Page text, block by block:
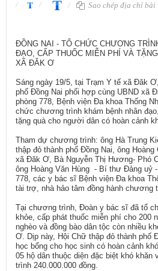
Sao chép địa chỉ bài
ĐỒNG NAI - TỔ CHỨC CHƯƠNG
ĐẠO, CẤP THUỐC MIỄN PHÍ VÀ
XÃ ĐĂK Ơ
Sáng ngày 19/5, tại Trạm Y tế xã Đăk
phố Đồng Nai phối hợp cùng UBND xã
phòng 778, Bệnh viện Đa khoa Thống
chức chương trình khám bệnh nhân
tặng quà cho người dân có hoàn cảnh
Tham dự chương trình: ông Hà Trung
thập đỏ thành phố Đồng Nai, ông
xã Đăk Ơ, Bà Nguyễn Thị Hương- Phó
ông Hoàng Văn Hùng - Bí thư Đảng uỷ
778, các y bác sĩ Bệnh viện Đa khoa
tài trợ, nhà hảo tâm đồng hành chương
Tại chương trình, Đoàn y bác sĩ đã tổ
khỏe, cấp phát thuốc miễn phí cho 200
nghèo và đồng bào dân tộc còn nhiều
Ơ. Dịp này, Hội Chữ thập đỏ thành phố
học bổng cho học sinh có hoàn cảnh
05 hộ dân thuộc diện đặc biệt khó khăn
trình 240.000.000 đồng.